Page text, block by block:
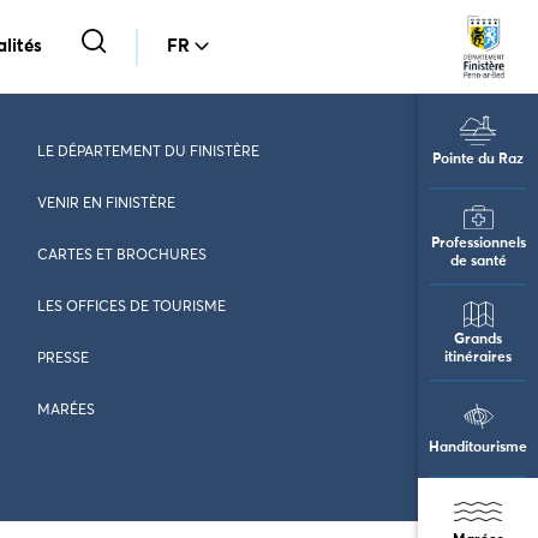
FR
Pointe du Raz
Professionnels
de santé
Grands
itinéraires
Handitourisme
LE DÉPARTEMENT DU FINISTÈRE
VENIR EN FINISTÈRE
CARTES ET BROCHURES
LES OFFICES DE TOURISME
PRESSE
MARÉES